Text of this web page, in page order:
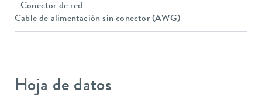
Conector de red
Cable de alimentación sin conector (AWG)
Hoja de datos